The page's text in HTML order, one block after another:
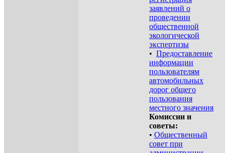
заявлений о
проведении
общественной
экологической
экспертизы
• Предоставление
информации
пользователям
автомобильных
дорог общего
пользования
местного значения
Комиссии и
советы:
• Общественный
совет при